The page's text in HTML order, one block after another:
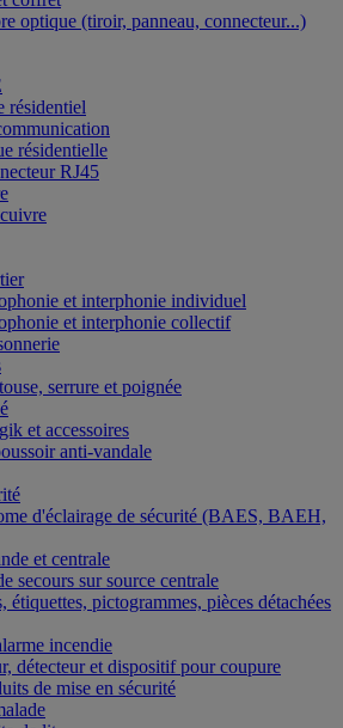
optique (tiroir, panneau, connecteur...)
résidentiel
résidentielle
RJ45
et interphonie individuel
et interphonie collectif
serrure et poignée
et accessoires
anti-vandale
d'éclairage de sécurité (BAES, BAEH,
et centrale
secours sur source centrale
étiquettes, pictogrammes, pièces détachées
incendie
détecteur et dispositif pour coupure
de mise en sécurité